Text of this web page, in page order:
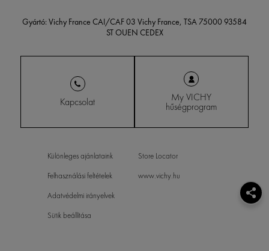
Gyártó: Vichy France CAI/CAF 03 Vichy France, TSA 75000 93584
ST OUEN CEDEX
Kapcsolat My VICHY
hűségprogram
Különleges ajánlataink
Felhasználási feltételek
Adatvédelmi irányelvek
Sütik beállítása
Store Locator
www.vichy.hu